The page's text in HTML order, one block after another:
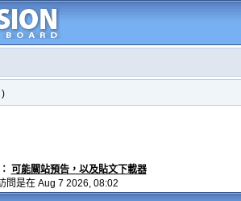
可能關站預告，以及貼文下載器
問是在 Aug 7 2026, 08:02